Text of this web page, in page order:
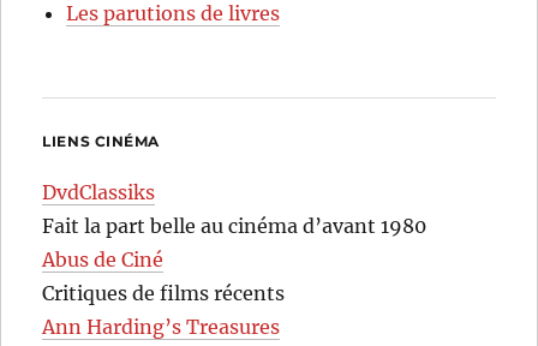
Les parutions de livres
LIENS CINÉMA
DvdClassiks
Fait la part belle au cinéma d’avant 1980
Abus de Ciné
Critiques de films récents
Ann Harding’s Treasures